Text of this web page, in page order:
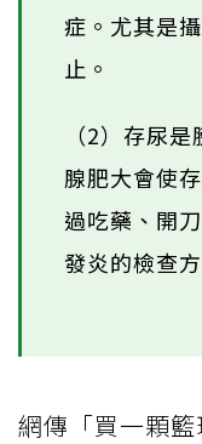
症。尤其是
止。
（2）存尿
腺肥大會使
過吃藥、開
發炎的檢查
網傳「買一顆